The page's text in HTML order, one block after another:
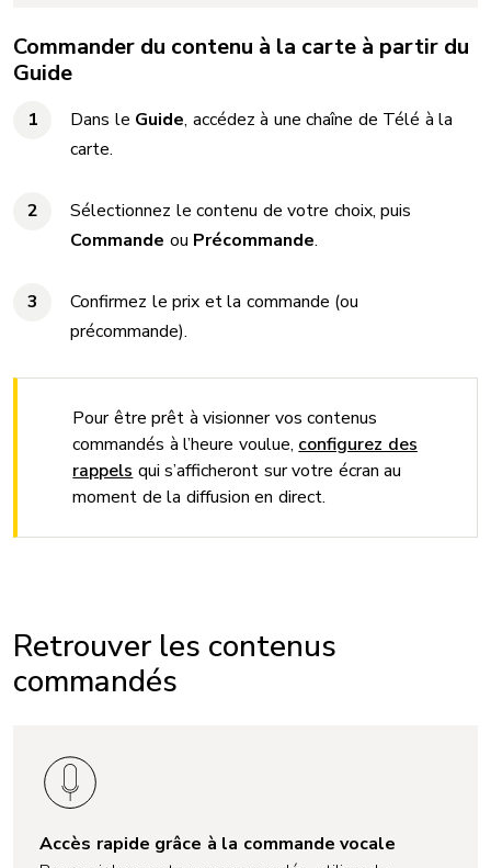
Commander du contenu à la carte à partir du
Guide
Dans le Guide, accédez à une chaîne de Télé à la
carte.
Sélectionnez le contenu de votre choix, puis
Commande ou Précommande.
Confirmez le prix et la commande (ou
précommande).
Pour être prêt à visionner vos contenus
commandés à l’heure voulue, configurez des
rappels qui s’afficheront sur votre écran au
moment de la diffusion en direct.
Retrouver les contenus
commandés
Accès rapide grâce à la commande vocale